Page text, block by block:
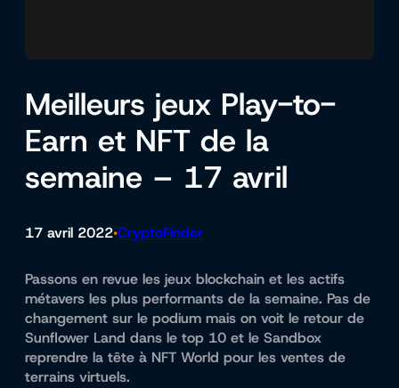
Meilleurs jeux Play-to-
Earn et NFT de la
semaine – 17 avril
17 avril 2022•CryptoFinder
Passons en revue les jeux blockchain et les actifs
métavers les plus performants de la semaine. Pas de
changement sur le podium mais on voit le retour de
Sunflower Land dans le top 10 et le Sandbox
reprendre la tête à NFT World pour les ventes de
terrains virtuels.